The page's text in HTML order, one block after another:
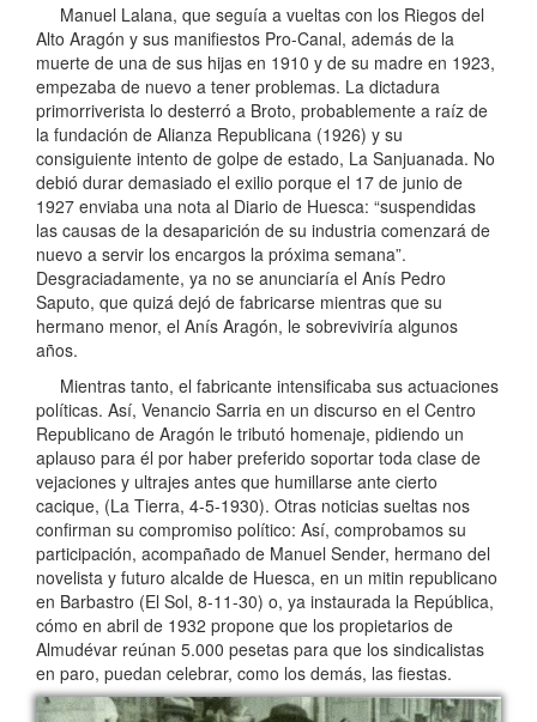
Manuel Lalana, que seguía a vueltas con los Riegos del
Alto Aragón y sus manifiestos Pro-Canal, además de la
muerte de una de sus hijas en 1910 y de su madre en 1923,
empezaba de nuevo a tener problemas. La dictadura
primorriverista lo desterró a Broto, probablemente a raíz de
la fundación de Alianza Republicana (1926) y su
consiguiente intento de golpe de estado, La Sanjuanada. No
debió durar demasiado el exilio porque el 17 de junio de
1927 enviaba una nota al Diario de Huesca: “suspendidas
las causas de la desaparición de su industria comenzará de
nuevo a servir los encargos la próxima semana”.
Desgraciadamente, ya no se anunciaría el Anís Pedro
Saputo, que quizá dejó de fabricarse mientras que su
hermano menor, el Anís Aragón, le sobreviviría algunos
años.
Mientras tanto, el fabricante intensificaba sus actuaciones
políticas. Así, Venancio Sarria en un discurso en el Centro
Republicano de Aragón le tributó homenaje, pidiendo un
aplauso para él por haber preferido soportar toda clase de
vejaciones y ultrajes antes que humillarse ante cierto
cacique, (La Tierra, 4-5-1930). Otras noticias sueltas nos
confirman su compromiso político: Así, comprobamos su
participación, acompañado de Manuel Sender, hermano del
novelista y futuro alcalde de Huesca, en un mitin republicano
en Barbastro (El Sol, 8-11-30) o, ya instaurada la República,
cómo en abril de 1932 propone que los propietarios de
Almudévar reúnan 5.000 pesetas para que los sindicalistas
en paro, puedan celebrar, como los demás, las fiestas.